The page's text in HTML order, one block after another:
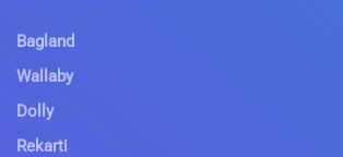
Bagland
Wallaby
Dolly
Rekarti